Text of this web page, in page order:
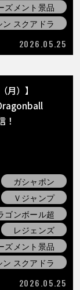
ズメント景品
ン スクアドラ
2026.05.25
月）】
！
ガシャポン
Ｖジャンプ
ゴンボール超
レジェンズ
ズメント景品
ン スクアドラ
2026.05.25